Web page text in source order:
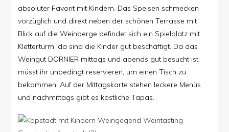
absoluter Favorit mit Kindern. Das Speisen schmecken
vorzüglich und direkt neben der schönen Terrasse mit
Blick auf die Weinberge befindet sich ein Spielplatz mit
Kletterturm, da sind die Kinder gut beschäftigt. Da das
Weingut DORNIER mittags und abends gut besucht ist,
müsst ihr unbedingt reservieren, um einen Tisch zu
bekommen. Auf der Mittagskarte stehen leckere Menüs
und nachmittags gibt es köstliche Tapas.